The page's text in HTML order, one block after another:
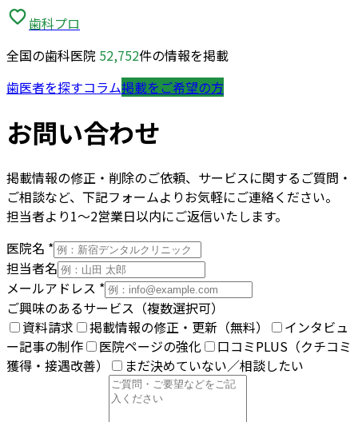
歯科プロ
全国の歯科医院 52,752件の情報を掲載
歯医者を探すコラム掲載をご希望の方
お問い合わせ
掲載情報の修正・削除のご依頼、サービスに関するご質問・
ご相談など、下記フォームよりお気軽にご連絡ください。
担当者より1〜2営業日以内にご返信いたします。
医院名 *
担当者名
メールアドレス *
ご興味のあるサービス（複数選択可）
資料請求
掲載情報の修正・更新（無料）
インタビュ
ー記事の制作
医院ページの強化
口コミPLUS（クチコミ
獲得・接遇改善）
まだ決めていない／相談したい